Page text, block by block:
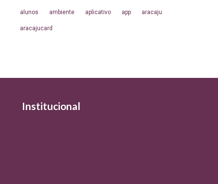
alunos ambiente aplicativo app aracaju
aracajucard
Institucional